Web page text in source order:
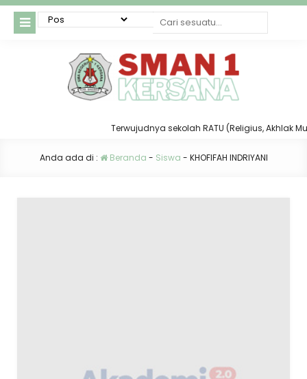
Terwujudnya sekolah RATU (Religius, Akhlak
Anda ada di : Beranda - Siswa - KHOFIFAH INDRIYANI